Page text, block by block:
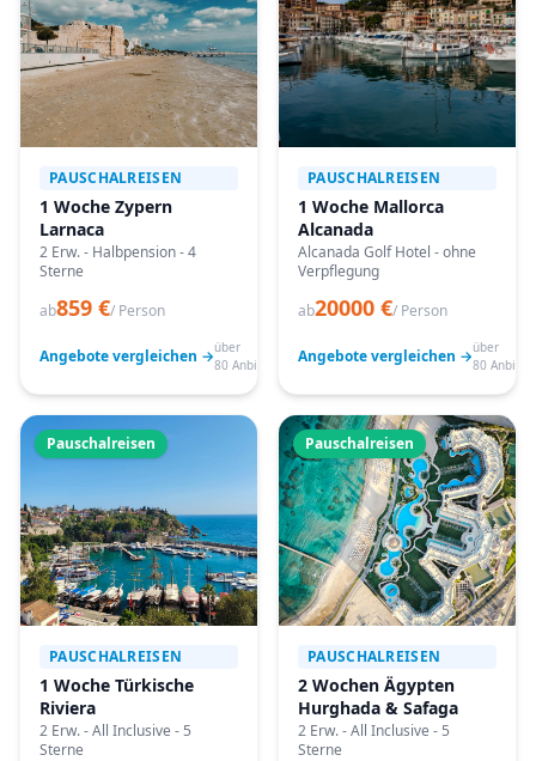
PAUSCHALREISEN
1 Woche Zypern
Larnaca
2 Erw. - Halbpension - 4
Sterne
ab859 €/ Person
Angebote vergleichen →über
80 Anbieter
PAUSCHALREISEN
1 Woche Mallorca
Alcanada
Alcanada Golf Hotel - ohne
Verpflegung
ab20000 €/ Person
Angebote vergleichen →über
80
Pauschalreisen
PAUSCHALREISEN
1 Woche Türkische
Riviera
2 Erw. - All Inclusive - 5
Sterne
Pauschalreisen
PAUSCHALREISEN
2 Wochen Ägypten
Hurghada & Safaga
2 Erw. - All Inclusive - 5
Sterne